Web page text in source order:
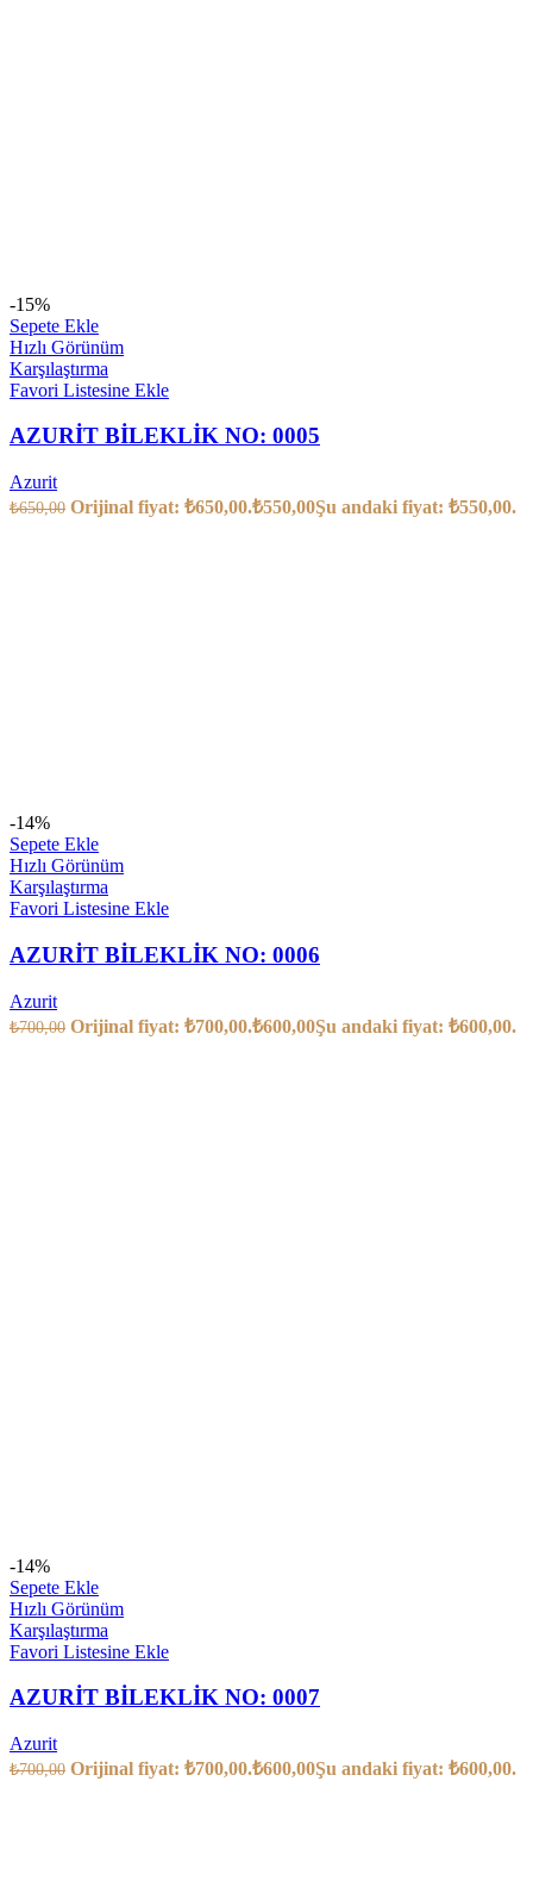
-15%
Sepete Ekle
Hızlı Görünüm
Karşılaştırma
Favori Listesine Ekle
AZURİT BİLEKLİK NO: 0005
Azurit
₺650,00 Orijinal fiyat: ₺650,00.₺550,00Şu andaki fiyat: ₺550,00.
-14%
Sepete Ekle
Hızlı Görünüm
Karşılaştırma
Favori Listesine Ekle
AZURİT BİLEKLİK NO: 0006
Azurit
₺700,00 Orijinal fiyat: ₺700,00.₺600,00Şu andaki fiyat: ₺600,00.
-14%
Sepete Ekle
Hızlı Görünüm
Karşılaştırma
Favori Listesine Ekle
AZURİT BİLEKLİK NO: 0007
Azurit
₺700,00 Orijinal fiyat: ₺700,00.₺600,00Şu andaki fiyat: ₺600,00.